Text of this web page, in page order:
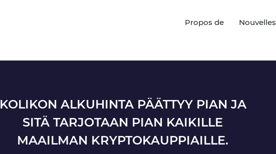
Propos de Nouvelles
KOLIKON ALKUHINTA PÄÄTTYY PIAN JA
SITÄ TARJOTAAN PIAN KAIKILLE
MAAILMAN KRYPTOKAUPPIAILLE.